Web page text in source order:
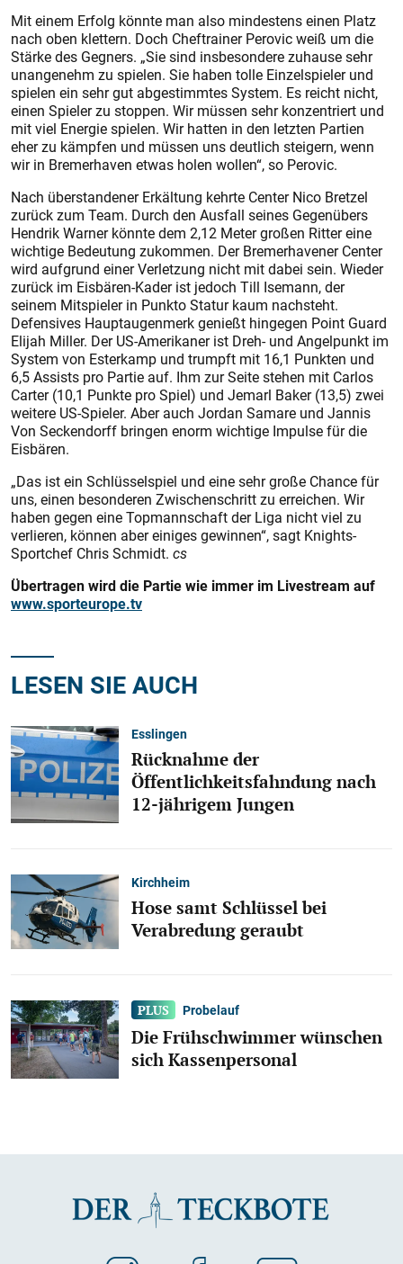
Mit einem Erfolg könnte man also mindestens einen Platz
nach oben klettern. Doch Cheftrainer Perovic weiß um die
Stärke des Gegners. „Sie sind insbesondere zuhause sehr
unangenehm zu spielen. Sie haben tolle Einzelspieler und
spielen ein sehr gut abgestimmtes System. Es reicht nicht,
einen Spieler zu stoppen. Wir müssen sehr konzentriert und
mit viel Energie spielen. Wir hatten in den letzten Partien
eher zu kämpfen und müssen uns deutlich steigern, wenn
wir in Bremerhaven etwas holen wollen“, so Perovic.
Nach überstandener Erkältung kehrte Center Nico Bretzel
zurück zum Team. Durch den Ausfall seines Gegenübers
Hendrik Warner könnte dem 2,12 Meter großen Ritter eine
wichtige Bedeutung zukommen. Der Bremerhavener Center
wird aufgrund einer Verletzung nicht mit dabei sein. Wieder
zurück im Eisbären-Kader ist jedoch Till Isemann, der
seinem Mitspieler in Punkto Statur kaum nachsteht.
Defensives Hauptaugenmerk genießt hingegen Point Guard
Elijah Miller. Der US-Amerikaner ist Dreh- und Angelpunkt im
System von Esterkamp und trumpft mit 16,1 Punkten und
6,5 Assists pro Partie auf. Ihm zur Seite stehen mit Carlos
Carter (10,1 Punkte pro Spiel) und Jemarl Baker (13,5) zwei
weitere US-Spieler. Aber auch Jordan Samare und Jannis
Von Seckendorff bringen enorm wichtige Impulse für die
Eisbären.
„Das ist ein Schlüsselspiel und eine sehr große Chance für
uns, einen besonderen Zwischenschritt zu erreichen. Wir
haben gegen eine Topmannschaft der Liga nicht viel zu
verlieren, können aber einiges gewinnen“, sagt Knights-
Sportchef Chris Schmidt. cs
Übertragen wird die Partie wie immer im Livestream auf
www.sporteurope.tv
LESEN SIE AUCH
Esslingen
Rücknahme der
Öffentlichkeitsfahndung nach
12-jährigem Jungen
Kirchheim
Hose samt Schlüssel bei
Verabredung geraubt
Probelauf
Die Frühschwimmer wünschen
sich Kassenpersonal